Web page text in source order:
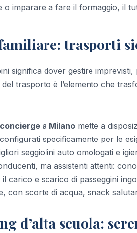
o imparare a fare il formaggio, il
trasporti
significa dover gestire imprevisti,
del trasporto è l’elemento che
a Milano mette a
specificamente per le
seggiolini auto omologati e
ma assistenti attenti:
carico e scarico di passeggini
con scorte di acqua, snack
d’alta scuola: